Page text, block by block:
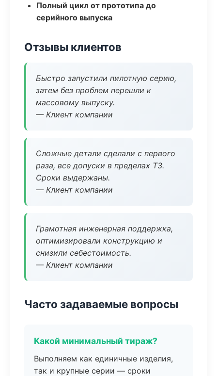
Полный цикл от прототипа до
серийного выпуска
Отзывы клиентов
Быстро запустили пилотную серию,
затем без проблем перешли к
массовому выпуску.
— Клиент компании
Сложные детали сделали с первого
раза, все допуски в пределах ТЗ.
Сроки выдержаны.
— Клиент компании
Грамотная инженерная поддержка,
оптимизировали конструкцию и
снизили себестоимость.
— Клиент компании
Часто задаваемые вопросы
Какой минимальный тираж?
Выполняем как единичные изделия,
так и крупные серии — сроки